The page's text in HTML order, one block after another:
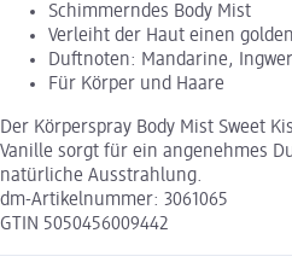
Schimmerndes Body Mist
Verleiht der Haut einen
Duftnoten: Mandarine,
Für Körper und Haare
Der Körperspray Body Mist Sweet
Vanille sorgt für ein angenehmes
natürliche Ausstrahlung.
dm-Artikelnummer: 3061065
GTIN 5050456009442